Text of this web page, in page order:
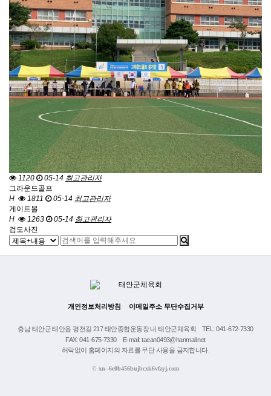
1120 05-14 최고관리자
그라운드골프
H
1811 05-14 최고관리자
게이트볼
H
1263 05-14 최고관리자
검도사진
개인정보처리방침 이메일주소 무단수집거부
충남 태안군 태안읍 평천길 217 태안종합운동장 내 태안군체육회
TEL: 041-672-7330
FAX: 041-675-7330
E-mail: taean0493@hanmail.net
허락없이 홈페이지의 자료를 무단 사용을 금지합니다.
© xn--6e0b456bujbcxk6vfzyj.com